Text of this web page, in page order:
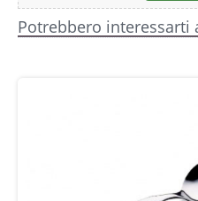
Potrebbero interessarti